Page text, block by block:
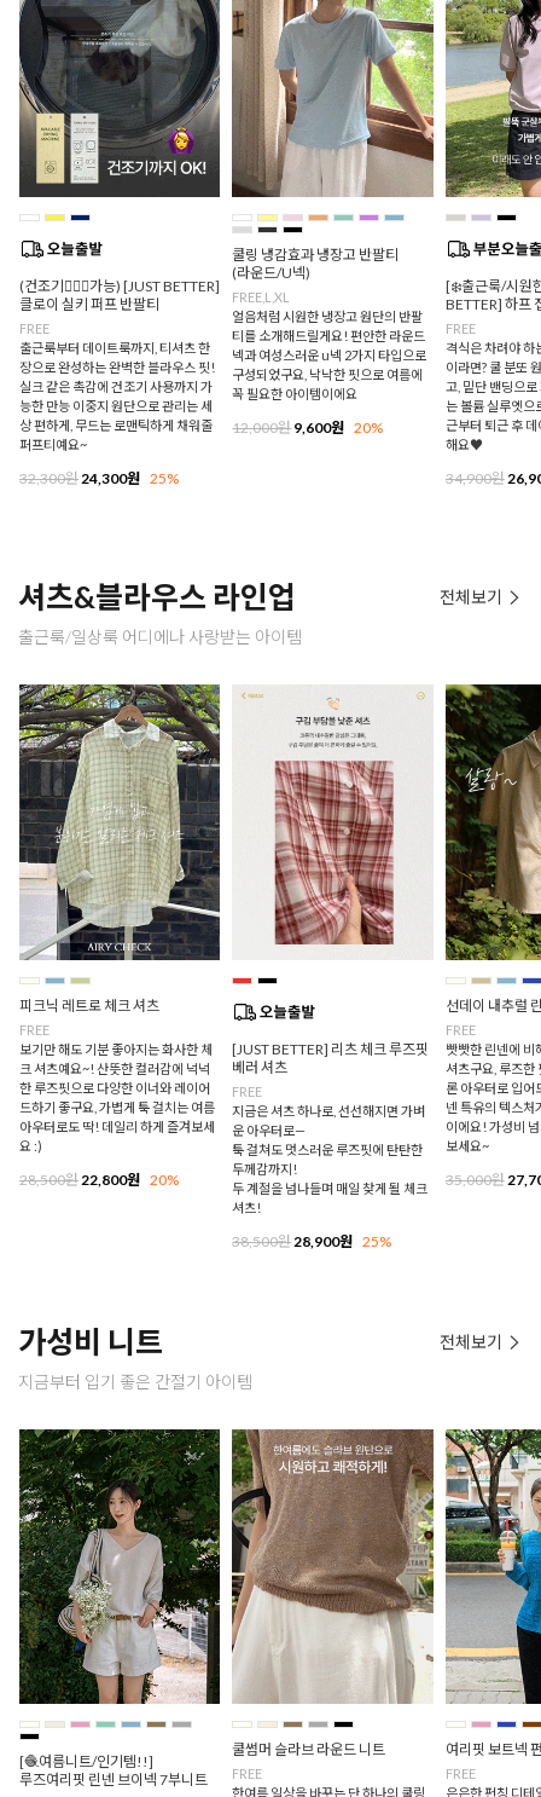
(건조기🙆🏻‍♀️가능) [JUST BETTER]
클로이 실키 퍼프 반팔티
FREE
출근룩부터 데이트룩까지, 티셔츠 한
장으로 완성하는 완벽한 블라우스 핏!
실크 같은 촉감에 건조기 사용까지 가
능한 만능 이중지 원단으로 관리는 세
상 편하게, 무드는 로맨틱하게 채워줄
퍼프티예요~
32,300원24,300원 25%
쿨링 냉감효과 냉장고 반팔티
(라운드/U넥)
FREE,L,XL
얼음처럼 시원한 냉장고 원단의 반팔
티를 소개해드릴게요! 편안한 라운드
넥과 여성스러운 u넥 2가지 타입으로
구성되었구요, 낙낙한 핏으로 여름에
꼭 필요한 아이템이에요
12,000원9,600원 20%
[❄️출근룩/시원
BETTER] 하프
FREE
격식은 차려야 하
이라면? 쿨 분또
고, 밑단 밴딩으
는 볼륨 실루엣으
근부터 퇴근 후
해요♥
34,900원
셔츠&블라우스 라인업
출근룩/일상룩 어디에나 사랑받는 아이템
전체보기
피크닉 레트로 체크 셔츠
FREE
보기만 해도 기분 좋아지는 화사한 체
크 셔츠예요~! 산뜻한 컬러감에 넉넉
한 루즈핏으로 다양한 이너와 레이어
드하기 좋구요, 가볍게 툭 걸치는 여름
아우터로도 딱! 데일리 하게 즐겨보세
요 :)
28,500원 22,800원 20%
[JUST BETTER] 리츠 체크 루즈핏
베러 셔츠
FREE
지금은 셔츠 하나로, 선선해지면 가벼
운 아우터로—
툭 걸쳐도 멋스러운 루즈핏에 탄탄한
두께감까지!
두 계절을 넘나들며 매일 찾게 될 체크
셔츠!
38,500원28,900원 25%
선데이 내추럴
FREE
빳빳한 린넨에 비
셔츠구요, 루즈한
론 아우터로 입어
넨 특유의 텍스처
이에요! 가성비
보세요~
35,000원
가성비 니트
지금부터 입기 좋은 간절기 아이템
전체보기
[🧶여름니트/인기템!!]
루즈여리핏 린넨 브이넥 7부니트
쿨썸머 슬라브 라운드 니트
FREE
한여름 일상을 바꾸는 단 하나의 쿨링
여리핏 보트넥
FREE
은은한 펀칭 디테